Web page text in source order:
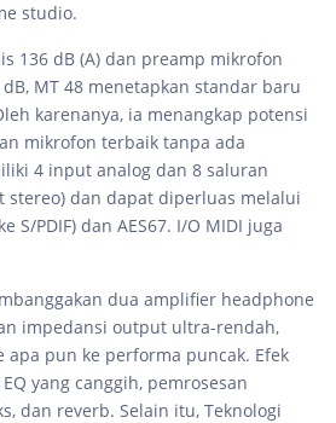
studio.
136 dB (A) dan preamp mikrofon
MT 48 menetapkan standar baru
karenanya, ia menangkap potensi
mikrofon terbaik tanpa ada
4 input analog dan 8 saluran
stereo) dan dapat diperluas melalui
S/PDIF) dan AES67. I/O MIDI juga
dua amplifier headphone
impedansi output ultra-rendah,
apa pun ke performa puncak. Efek
yang canggih, pemrosesan
dan reverb. Selain itu, Teknologi